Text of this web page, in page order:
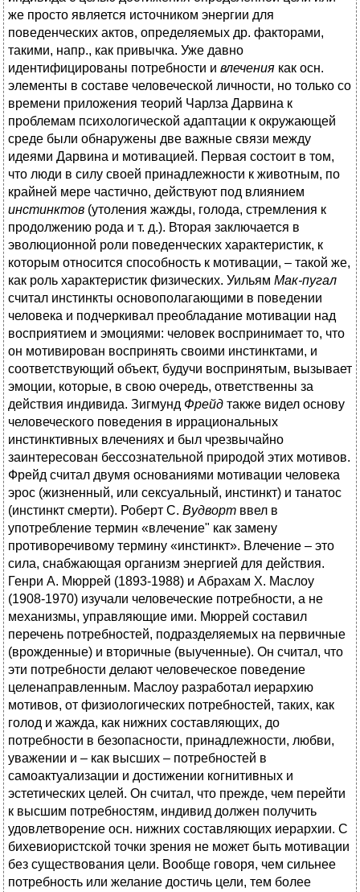
же просто является источником энергии для
поведенческих актов, определяемых др. факторами,
такими, напр., как привычка. Уже давно
идентифицированы потребности и влечения как осн.
элементы в составе человеческой личности, но только со
времени приложения теорий Чарлза Дарвина к
проблемам психологической адаптации к окружающей
среде были обнаружены две важные связи между
идеями Дарвина и мотивацией. Первая состоит в том,
что люди в силу своей принадлежности к животным, по
крайней мере частично, действуют под влиянием
инстинктов (утоления жажды, голода, стремления к
продолжению рода и т. д.). Вторая заключается в
эволюционной роли поведенческих характеристик, к
которым относится способность к мотивации, – такой же,
как роль характеристик физических. Уильям Мак-пугал
считал инстинкты основополагающими в поведении
человека и подчеркивал преобладание мотивации над
восприятием и эмоциями: человек воспринимает то, что
он мотивирован воспринять своими инстинктами, и
соответствующий объект, будучи воспринятым, вызывает
эмоции, которые, в свою очередь, ответственны за
действия индивида. Зигмунд Фрейд также видел основу
человеческого поведения в иррациональных
инстинктивных влечениях и был чрезвычайно
заинтересован бессознательной природой этих мотивов.
Фрейд считал двумя основаниями мотивации человека
эрос (жизненный, или сексуальный, инстинкт) и танатос
(инстинкт смерти). Роберт С. Вудворт ввел в
употребление термин «влечение" как замену
противоречивому термину «инстинкт». Влечение – это
сила, снабжающая организм энергией для действия.
Генри А. Мюррей (1893-1988) и Абрахам X. Маслоу
(1908-1970) изучали человеческие потребности, а не
механизмы, управляющие ими. Мюррей составил
перечень потребностей, подразделяемых на первичные
(врожденные) и вторичные (выученные). Он считал, что
эти потребности делают человеческое поведение
целенаправленным. Маслоу разработал иерархию
мотивов, от физиологических потребностей, таких, как
голод и жажда, как нижних составляющих, до
потребности в безопасности, принадлежности, любви,
уважении и – как высших – потребностей в
самоактуализации и достижении когнитивных и
эстетических целей. Он считал, что прежде, чем перейти
к высшим потребностям, индивид должен получить
удовлетворение осн. нижних составляющих иерархии. С
бихевиористской точки зрения не может быть мотивации
без существования цели. Вообще говоря, чем сильнее
потребность или желание достичь цели, тем более